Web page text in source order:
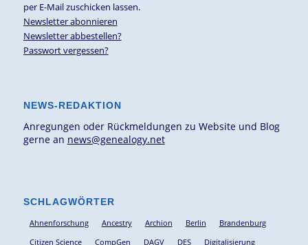
per E-Mail zuschicken lassen.
Newsletter abonnieren
Newsletter abbestellen?
Passwort vergessen?
NEWS-REDAKTION
Anregungen oder Rückmeldungen zu Website und Blog
gerne an news@genealogy.net
SCHLAGWÖRTER
Ahnenforschung Ancestry Archion Berlin
Brandenburg
Citizen Science
CompGen DAGV DES
Digitalisierung